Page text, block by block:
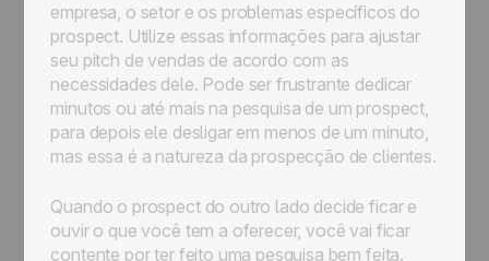
empresa, o setor e os problemas específicos do
prospect. Utilize essas informações para ajustar
seu pitch de vendas de acordo com as
necessidades dele. Pode ser frustrante dedicar
minutos ou até mais na pesquisa de um prospect,
para depois ele desligar em menos de um minuto,
mas essa é a natureza da prospecção de clientes.
Quando o prospect do outro lado decide ficar e
ouvir o que você tem a oferecer, você vai ficar
contente por ter feito uma pesquisa bem feita.